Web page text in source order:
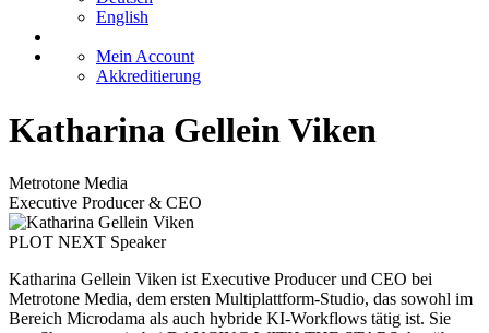
English
Mein Account
Akkreditierung
Katharina Gellein Viken
Metrotone Media
Executive Producer & CEO
PLOT NEXT Speaker
Katharina Gellein Viken ist Executive Producer und CEO bei
Metrotone Media, dem ersten Multiplattform-Studio, das sowohl im
Bereich Microdama als auch hybride KI-Workflows tätig ist. Sie